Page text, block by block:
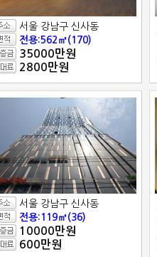
서울 강남구 신사동
전용:562㎡(170)
35000만원
2800만원
서울 강남구 신사동
전용:119㎡(36)
10000만원
600만원